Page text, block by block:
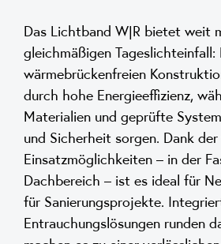
Das Lichtband W|R bietet weit
gleichmäßigen
wärmebrückenfreien
durch hohe Energieeffizienz,
Materialien und geprüfte
und Sicherheit sorgen. Dank
Einsatzmöglichkeiten – in der
Dachbereich – ist es ideal für
für Sanierungsprojekte.
Entrauchungslösungen runden